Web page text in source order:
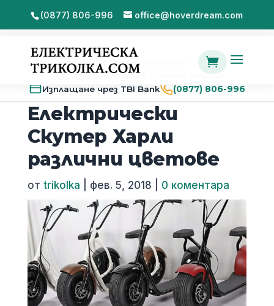
(0877) 806-996 office@hoverdream.com

2 години гаранция
Бърза доставка в цялата страна
Изплащане чрез TBI Bank
(0877) 806-996
Електрически
Скутер Харли
различни цветове
от trikolka фев. 5, 2018 0 коментара